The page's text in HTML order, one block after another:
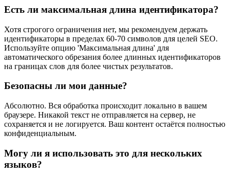
Есть ли максимальная длина идентификатора?
Хотя строгого ограничения нет, мы рекомендуем держать
идентификаторы в пределах 60-70 символов для целей SEO.
Используйте опцию 'Максимальная длина' для
автоматического обрезания более длинных идентификаторов
на границах слов для более чистых результатов.
Безопасны ли мои данные?
Абсолютно. Вся обработка происходит локально в вашем
браузере. Никакой текст не отправляется на сервер, не
сохраняется и не логируется. Ваш контент остаётся полностью
конфиденциальным.
Могу ли я использовать это для нескольких
языков?